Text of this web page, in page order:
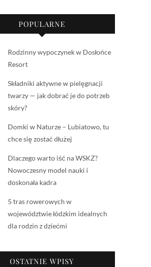
POPULARNE
Rodzinny wypoczynek w Dosłońce
Resort
Składniki aktywne w pielęgnacji
twarzy — jak dobrać je do potrzeb
skóry?
Domki w Naturze – Lubiatowo, tu
chce się zostać dłużej
Dlaczego warto iść na WSKZ?
Nowoczesny model nauki i
doskonała kadra
5 tras rowerowych w
województwie łódzkim idealnych
dla rodzin z dziećmi
OSTATNIE WPISY